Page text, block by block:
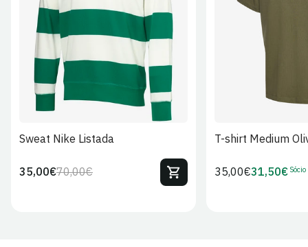
S XL 2XL
Sweat Nike Listada
Preço
70,00€Preço
35,00€
T-shirt Medium
Preço
35,00€Preço
31,50€ Sócio